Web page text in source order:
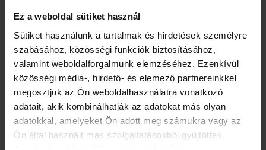
Ez a weboldal sütiket használ
Sütiket használunk a tartalmak és hirdetések személyre
szabásához, közösségi funkciók biztosításához,
valamint weboldalforgalmunk elemzéséhez. Ezenkívül
közösségi média-, hirdető- és elemező partnereinkkel
megosztjuk az Ön weboldalhasználatra vonatkozó
adatait, akik kombinálhatják az adatokat más olyan
adatokkal, amelyeket Ön adott meg számukra vagy az
Ön által használt más szolgáltatásokból gyűjtöttek.
ami egyéb növényi olajjal készült.
Ha a szállítás ökológiai lábnyomát nézzük, szintén a
tömbszappan a nyerő, hiszen a folyékony szappan
térfogatának java része víz.